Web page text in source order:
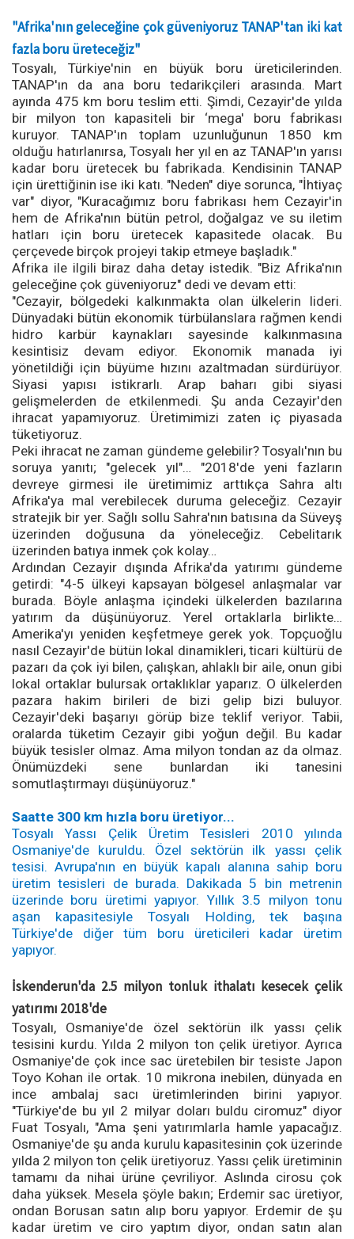
"Afrika'nın geleceğine çok güveniyoruz TANAP'tan iki kat
fazla boru üreteceğiz"
Tosyalı, Türkiye'nin en büyük boru üreticilerinden.
TANAP'ın da ana boru tedarikçileri arasında. Mart
ayında 475 km boru teslim etti. Şimdi, Cezayir'de yılda
bir milyon ton kapasiteli bir ‘mega' boru fabrikası
kuruyor. TANAP'ın toplam uzunluğunun 1850 km
olduğu hatırlanırsa, Tosyalı her yıl en az TANAP'ın yarısı
kadar boru üretecek bu fabrikada. Kendisinin TANAP
için ürettiğinin ise iki katı. "Neden" diye sorunca, "İhtiyaç
var" diyor, "Kuracağımız boru fabrikası hem Cezayir'in
hem de Afrika'nın bütün petrol, doğalgaz ve su iletim
hatları için boru üretecek kapasitede olacak. Bu
çerçevede birçok projeyi takip etmeye başladık."
Afrika ile ilgili biraz daha detay istedik. "Biz Afrika'nın
geleceğine çok güveniyoruz" dedi ve devam etti:
"Cezayir, bölgedeki kalkınmakta olan ülkelerin lideri.
Dünyadaki bütün ekonomik türbülanslara rağmen kendi
hidro karbür kaynakları sayesinde kalkınmasına
kesintisiz devam ediyor. Ekonomik manada iyi
yönetildiği için büyüme hızını azaltmadan sürdürüyor.
Siyasi yapısı istikrarlı. Arap baharı gibi siyasi
gelişmelerden de etkilenmedi. Şu anda Cezayir'den
ihracat yapamıyoruz. Üretimimizi zaten iç piyasada
tüketiyoruz.
Peki ihracat ne zaman gündeme gelebilir? Tosyalı'nın bu
soruya yanıtı; "gelecek yıl"… "2018'de yeni fazların
devreye girmesi ile üretimimiz arttıkça Sahra altı
Afrika'ya mal verebilecek duruma geleceğiz. Cezayir
stratejik bir yer. Sağlı sollu Sahra'nın batısına da Süveyş
üzerinden doğusuna da yöneleceğiz. Cebelitarık
üzerinden batıya inmek çok kolay…
Ardından Cezayir dışında Afrika'da yatırımı gündeme
getirdi: "4-5 ülkeyi kapsayan bölgesel anlaşmalar var
burada. Böyle anlaşma içindeki ülkelerden bazılarına
yatırım da düşünüyoruz. Yerel ortaklarla birlikte…
Amerika'yı yeniden keşfetmeye gerek yok. Topçuoğlu
nasıl Cezayir'de bütün lokal dinamikleri, ticari kültürü de
pazarı da çok iyi bilen, çalışkan, ahlaklı bir aile, onun gibi
lokal ortaklar bulursak ortaklıklar yaparız. O ülkelerden
pazara hakim birileri de bizi gelip bizi buluyor.
Cezayir'deki başarıyı görüp bize teklif veriyor. Tabii,
oralarda tüketim Cezayir gibi yoğun değil. Bu kadar
büyük tesisler olmaz. Ama milyon tondan az da olmaz.
Önümüzdeki sene bunlardan iki tanesini
somutlaştırmayı düşünüyoruz."
Saatte 300 km hızla boru üretiyor...
Tosyalı Yassı Çelik Üretim Tesisleri 2010 yılında
Osmaniye'de kuruldu. Özel sektörün ilk yassı çelik
tesisi. Avrupa'nın en büyük kapalı alanına sahip boru
üretim tesisleri de burada. Dakikada 5 bin metrenin
üzerinde boru üretimi yapıyor. Yıllık 3.5 milyon tonu
aşan kapasitesiyle Tosyalı Holding, tek başına
Türkiye'de diğer tüm boru üreticileri kadar üretim
yapıyor.
İskenderun'da 2.5 milyon tonluk ithalatı kesecek çelik
yatırımı 2018'de
Tosyalı, Osmaniye'de özel sektörün ilk yassı çelik
tesisini kurdu. Yılda 2 milyon ton çelik üretiyor. Ayrıca
Osmaniye'de çok ince sac üretebilen bir tesiste Japon
Toyo Kohan ile ortak. 10 mikrona inebilen, dünyada en
ince ambalaj sacı üretimlerinden birini yapıyor.
"Türkiye'de bu yıl 2 milyar doları buldu ciromuz" diyor
Fuat Tosyalı, "Ama şeni yatırımlarla hamle yapacağız.
Osmaniye'de şu anda kurulu kapasitesinin çok üzerinde
yılda 2 milyon ton çelik üretiyoruz. Yassı çelik üretiminin
tamamı da nihai ürüne çevriliyor. Aslında cirosu çok
daha yüksek. Mesela şöyle bakın; Erdemir sac üretiyor,
ondan Borusan satın alıp boru yapıyor. Erdemir de şu
kadar üretim ve ciro yaptım diyor, ondan satın alan